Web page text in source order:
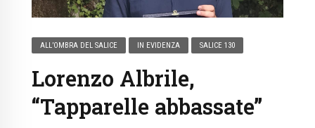
ALL’OMBRA DEL SALICE IN EVIDENZA SALICE 130
Lorenzo Albrile,
“Tapparelle abbassate”